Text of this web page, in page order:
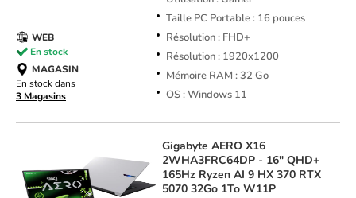
Taille PC Portable : 16 pouces
Résolution : FHD+
Résolution : 1920x1200
Mémoire RAM : 32 Go
OS : Windows 11
WEB
En stock
MAGASIN
En stock dans
3 Magasins
Gigabyte AERO X16
2WHA3FRC64DP - 16" QHD+
165Hz Ryzen AI 9 HX 370 RTX
5070 32Go 1To W11P